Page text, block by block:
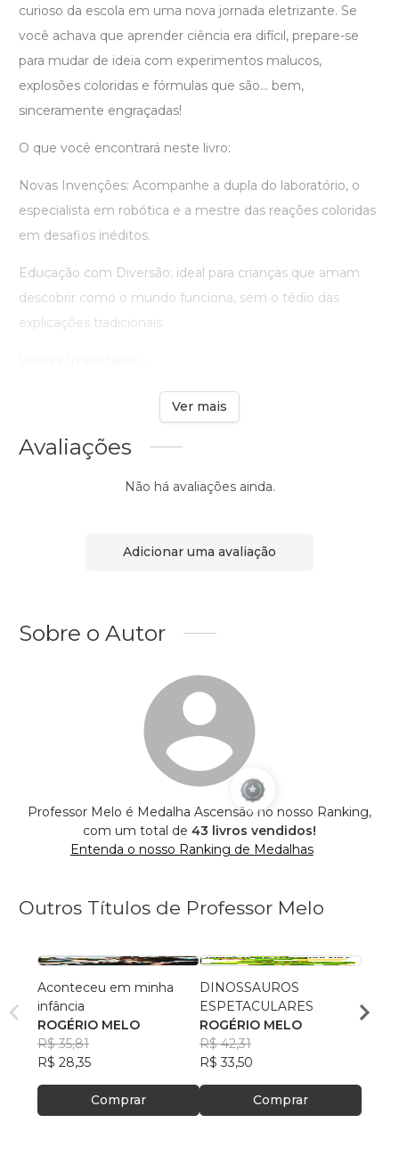
curioso da escola em uma nova jornada eletrizante. Se
você achava que aprender ciência era difícil, prepare-se
para mudar de ideia com experimentos malucos,
explosões coloridas e fórmulas que são... bem,
sinceramente engraçadas!
O que você encontrará neste livro:
Novas Invenções: Acompanhe a dupla do laboratório, o
especialista em robótica e a mestre das reações coloridas
em desafios inéditos.
Educação com Diversão: ideal para crianças que amam
descobrir como o mundo funciona, sem o tédio das
explicações tradicionais.
Ver mais
Avaliações
Não há avaliações ainda.
Adicionar uma avaliação
Sobre o Autor
Professor Melo é Medalha Ascensão no nosso Ranking,
com um total de 43 livros vendidos!
Entenda o nosso Ranking de Medalhas
Outros Títulos de Professor Melo
Aconteceu em minha
infância
ROGÉRIO MELO
R$ 35,81
R$ 28,35
Comprar
DINOSSAUROS
ESPETACULARES
ROGÉRIO MELO
R$ 42,31
R$ 33,50
Comprar
R$